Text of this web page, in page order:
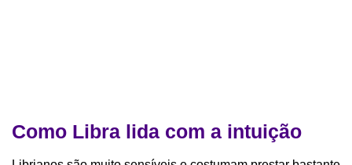
Como Libra lida com a intuição